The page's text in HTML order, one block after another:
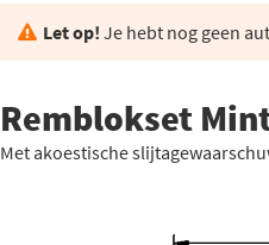
Let op! Je hebt nog geen
Remblokset
Met akoestische